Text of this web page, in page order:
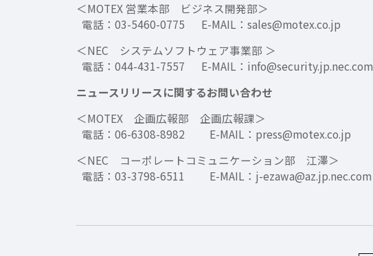
＜MOTEX 営業本部 ビジネス開発部＞
電話：03-5460-0775 E-MAIL：sales@motex.co.jp
＜NEC システムソフトウェア事業部 ＞
電話：044-431-7557 E-MAIL：info@security.jp.nec.com
ニュースリリースに関するお問い合わせ
＜MOTEX 企画広報部 企画広報課＞
電話：06-6308-8982 E-MAIL：press@motex.co.jp
＜NEC コーポレートコミュニケーション部 江澤＞
電話：03-3798-6511 E-MAIL：j-ezawa@az.jp.nec.com